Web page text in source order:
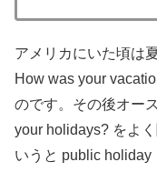
アメリカにいた頃は
How was your
のです。その後オー
your holidays? をよ
いうと public holiday